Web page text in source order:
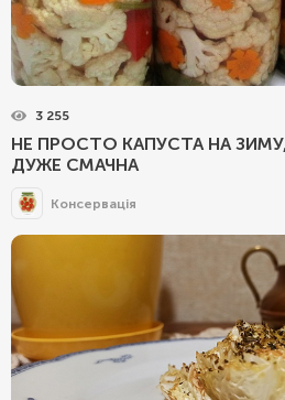
3 255
НЕ ПРОСТО КАПУСТА НА
ДУЖЕ СМАЧНА
Консервація